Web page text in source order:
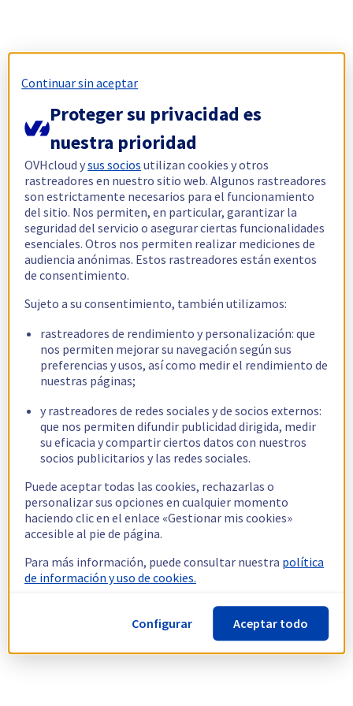
Continuar sin aceptar
Proteger su privacidad es
nuestra prioridad
OVHcloud ysus socios utilizan cookies y otros
rastreadores en nuestro sitio web. Algunos rastreadores
son estrictamente necesarios para el funcionamiento
del sitio. Nos permiten, en particular, garantizar la
seguridad del servicio o asegurar ciertas funcionalidades
esenciales. Otros nos permiten realizar mediciones de
audiencia anónimas. Estos rastreadores están exentos
de consentimiento.
Sujeto a su consentimiento, también utilizamos:
rastreadores de rendimiento y personalización: que
nos permiten mejorar su navegación según sus
preferencias y usos, así como medir el rendimiento de
nuestras páginas;
y rastreadores de redes sociales y de socios externos:
que nos permiten difundir publicidad dirigida, medir
su eficacia y compartir ciertos datos con nuestros
socios publicitarios y las redes sociales.
Puede aceptar todas las cookies, rechazarlas o
personalizar sus opciones en cualquier momento
haciendo clic en el enlace «Gestionar mis cookies»
accesible al pie de página.
Para más información, puede consultar nuestra política
de información y uso de cookies.
Configurar Aceptar todo